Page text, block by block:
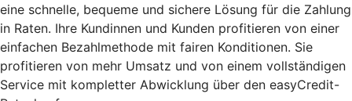
eine schnelle, bequeme und sichere Lösung für die Zahlung
in Raten. Ihre Kundinnen und Kunden profitieren von einer
einfachen Bezahlmethode mit fairen Konditionen. Sie
profitieren von mehr Umsatz und von einem vollständigen
Service mit kompletter Abwicklung über den easyCredit-